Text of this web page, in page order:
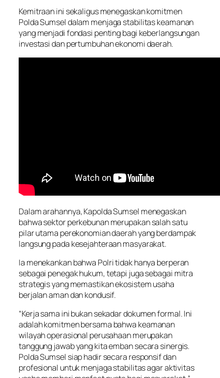
Kemitraan ini sekaligus menegaskan komitmen
Polda Sumsel dalam menjaga stabilitas keamanan
yang menjadi fondasi penting bagi keberlangsungan
investasi dan pertumbuhan ekonomi daerah.
Dalam arahannya, Kapolda Sumsel menegaskan
bahwa sektor perkebunan merupakan salah satu
pilar utama perekonomian daerah yang berdampak
langsung pada kesejahteraan masyarakat.
Ia menekankan bahwa Polri tidak hanya berperan
sebagai penegak hukum, tetapi juga sebagai mitra
strategis yang memastikan ekosistem usaha
berjalan aman dan kondusif.
“Kerja sama ini bukan sekadar dokumen formal. Ini
adalah komitmen bersama bahwa keamanan
wilayah operasional perusahaan merupakan
tanggung jawab yang kita emban secara sinergis.
Polda Sumsel siap hadir secara responsif dan
profesional untuk menjaga stabilitas agar aktivitas